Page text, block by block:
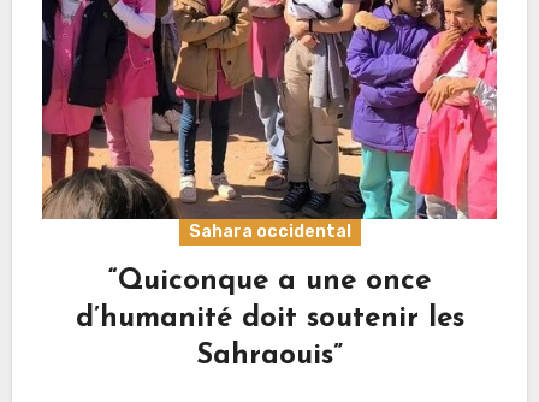
Sahara occidental
“Quiconque a une once
d’humanité doit soutenir les
Sahraouis”